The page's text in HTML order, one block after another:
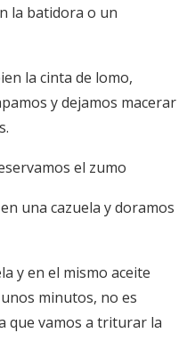
la batidora o un
la cinta de lomo,
y dejamos macerar
el zumo
una cazuela y doramos
y en el mismo aceite
minutos, no es
que vamos a triturar la